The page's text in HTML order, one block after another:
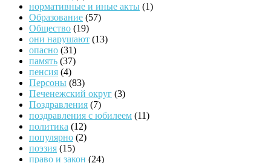
нормативные и иные акты (1)
Образование (57)
Общество (19)
они нарушают (13)
опасно (31)
память (37)
пенсия (4)
Персоны (83)
Печенежский округ (3)
Поздравления (7)
поздравления с юбилеем (11)
политика (12)
популярно (2)
поэзия (15)
право и закон (24)